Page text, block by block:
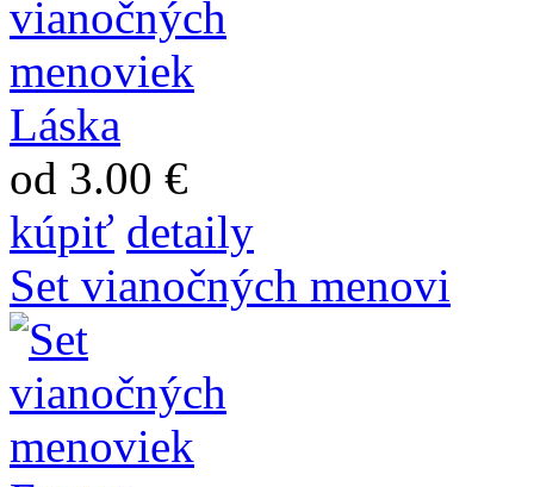
od 3.00 €
kúpiť detaily
Set vianočných menovi